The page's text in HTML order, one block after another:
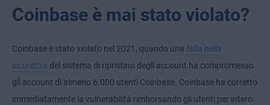
Coinbase è mai stato violato?
Coinbase è stato violato nel 2021, quando una falla nella
sicurezza del sistema di ripristino degli account ha compromesso
gli account di almeno 6.000 utenti Coinbase. Coinbase ha corretto
immediatamente la vulnerabilità rimborsando gli utenti per intero.